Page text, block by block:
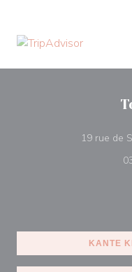
19 rue de
ΚΆΝΤΕ